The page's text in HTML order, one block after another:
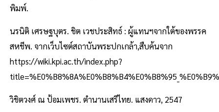
พิมพ์.
นรนิติ เศรษฐบุตร. ชิต เวชประสิทธ์ : ผู้แทนฯจากใต้ของพรรค
สหชีพ. จากเว็บไซต์สถาบันพระปกเกล้า,สืบค้นจาก
https://wiki.kpi.ac.th/index.php?
วิชิตวงศ์ ณ ป้อมเพชร. ตำนานเสรีไทย. แสงดาว, 2547